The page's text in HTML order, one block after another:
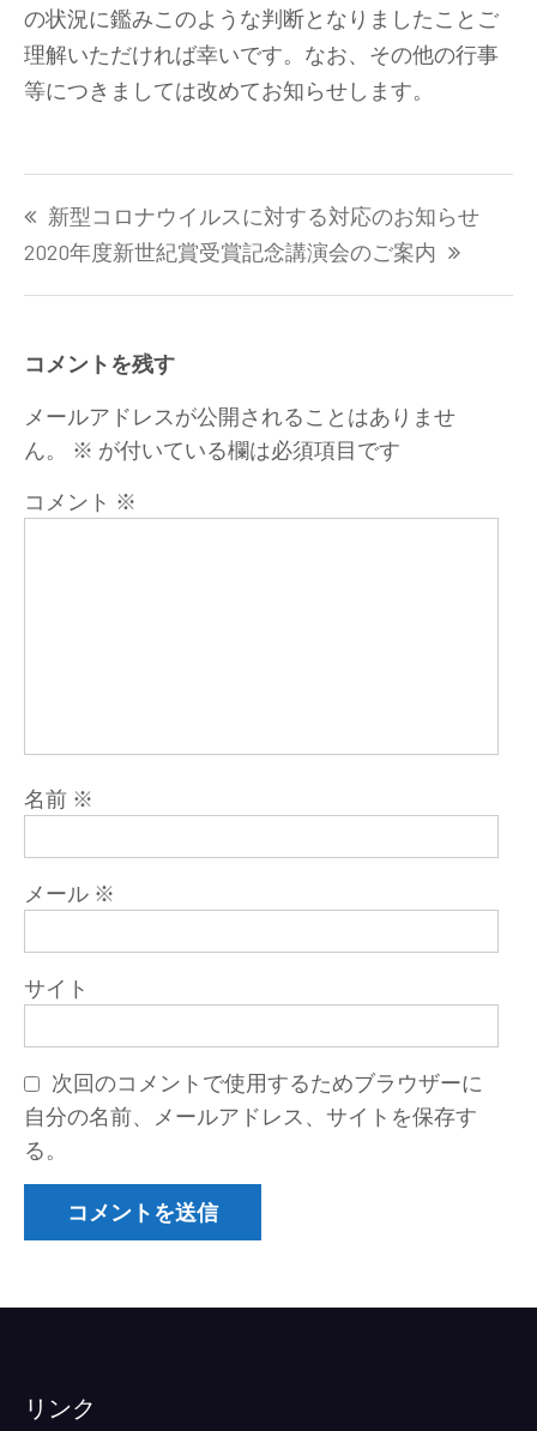
の状況に鑑みこのような判断となりましたことご
理解いただければ幸いです。なお、その他の行事
等につきましては改めてお知らせします。
稿
ナ
シ
ョ
ン
新型コロナウイルスに対する対応のお知らせ
2020年度新世紀賞受賞記念講演会のご案内
コメントを残す
メールアドレスが公開されることはありませ
ん。
※ が付いている欄は必須項目です
コメント ※
名前 ※
メール ※
サイト
次回のコメントで使用するためブラウザーに
自分の名前、メールアドレス、サイトを保存す
る。
リンク